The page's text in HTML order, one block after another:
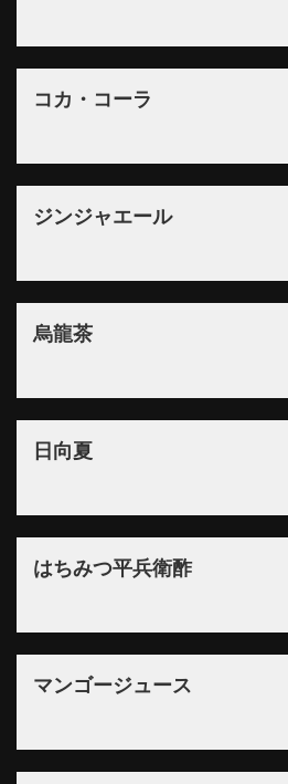
コカ・コーラ
ジンジャエール
烏龍茶
日向夏
はちみつ平兵衛酢
マンゴージュース